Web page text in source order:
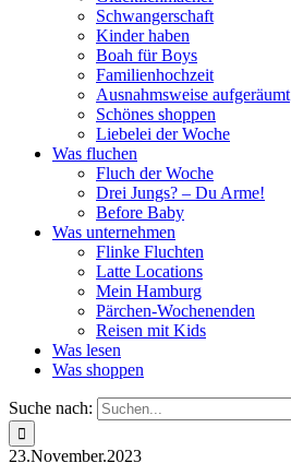
Schwangerschaft
Kinder haben
Boah für Boys
Familienhochzeit
Ausnahmsweise aufgeräumt
Schönes shoppen
Liebelei der Woche
Was fluchen
Fluch der Woche
Drei Jungs? – Du Arme!
Before Baby
Was unternehmen
Flinke Fluchten
Latte Locations
Mein Hamburg
Pärchen-Wochenenden
Reisen mit Kids
Was lesen
Was shoppen
Suche nach:
23.November.2023